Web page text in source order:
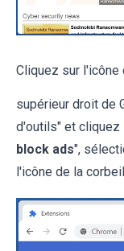
Cliquez sur l'icône
supérieur droit de
d'outils" et cliquez
block ads",
l'icône de la